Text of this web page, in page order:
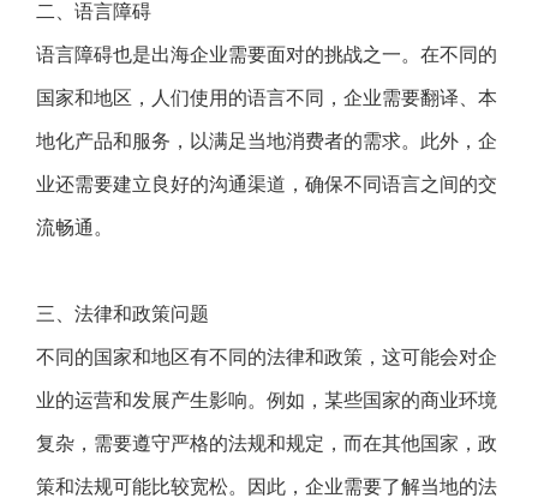
二、语言障碍
语言障碍也是出海企业需要面对的挑战之一。在不同的
国家和地区，人们使用的语言不同，企业需要翻译、本
地化产品和服务，以满足当地消费者的需求。此外，企
业还需要建立良好的沟通渠道，确保不同语言之间的交
流畅通。
三、法律和政策问题
不同的国家和地区有不同的法律和政策，这可能会对企
业的运营和发展产生影响。例如，某些国家的商业环境
复杂，需要遵守严格的法规和规定，而在其他国家，政
策和法规可能比较宽松。因此，企业需要了解当地的法